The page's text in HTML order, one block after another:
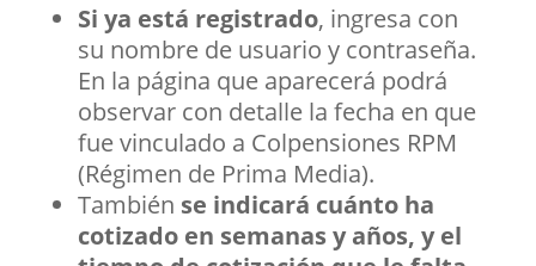
Si ya está registrado, ingresa con
su nombre de usuario y contraseña.
En la página que aparecerá podrá
observar con detalle la fecha en que
fue vinculado a Colpensiones RPM
(Régimen de Prima Media).
También se indicará cuánto ha
cotizado en semanas y años, y el